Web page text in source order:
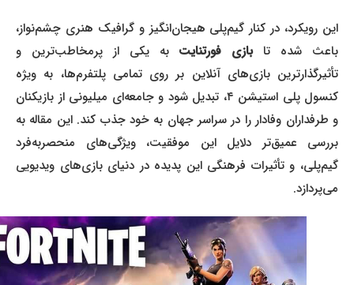
این رویکرد، در کنار گیم‌پلی هیجان‌انگیز و گرافیک هنری چشم‌نواز،
باعث شده تابازی فورتنایتبه یکی از پرمخاطب‌ترین و
تأثیرگذارترین بازی‌های آنلاین بر روی تمامی پلتفرم‌ها، به ویژه
کنسول پلی استیشن ۴، تبدیل شود و جامعه‌ای میلیونی از بازیکنان
و طرفداران وفادار را در سراسر جهان به خود جذب کند. این مقاله به
بررسی عمیق‌تر دلایل این موفقیت، ویژگی‌های منحصربه‌فرد
گیم‌پلی، و تأثیرات فرهنگی این پدیده در دنیای بازی‌های ویدیویی
می‌پردازد.